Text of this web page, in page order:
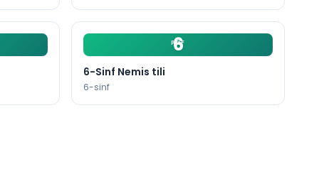
o‘rganish
6
PDF
6-Sinf Nemis tili
6-sinf